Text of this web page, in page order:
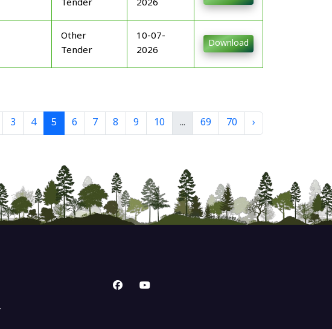
Tender
2026
Other
Tender
10-07-
2026
Download
3 4 5 6 7 8 9 10 ... 69 70 ›